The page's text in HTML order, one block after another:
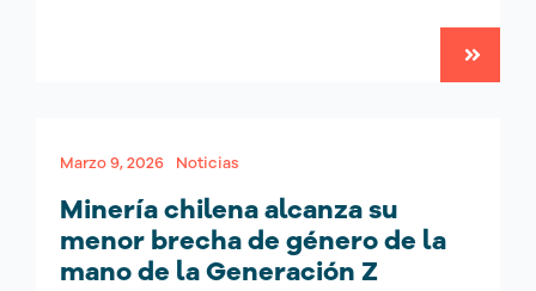
Marzo 9, 2026 Noticias
Minería chilena alcanza su
menor brecha de género de la
mano de la Generación Z